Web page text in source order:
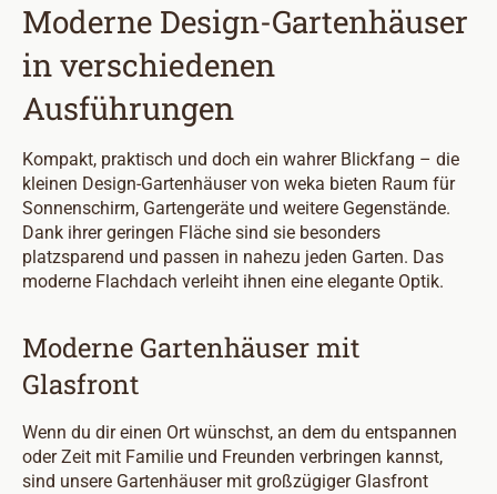
Moderne Design-Gartenhäuser
in verschiedenen
Ausführungen
Kompakt, praktisch und doch ein wahrer Blickfang – die
kleinen Design-Gartenhäuser von weka bieten Raum für
Sonnenschirm, Gartengeräte und weitere Gegenstände.
Dank ihrer geringen Fläche sind sie besonders
platzsparend und passen in nahezu jeden Garten. Das
moderne Flachdach verleiht ihnen eine elegante Optik.
Moderne Gartenhäuser mit
Glasfront
Wenn du dir einen Ort wünschst, an dem du entspannen
oder Zeit mit Familie und Freunden verbringen kannst,
sind unsere Gartenhäuser mit großzügiger Glasfront